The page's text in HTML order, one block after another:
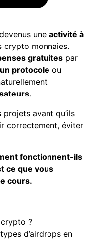
une activité à
crypto monnaies.
gratuites par
protocole ou
avant qu’ils
correctement, éviter
fonctionnent-ils
ce que vous
cours.
?
d’airdrops en